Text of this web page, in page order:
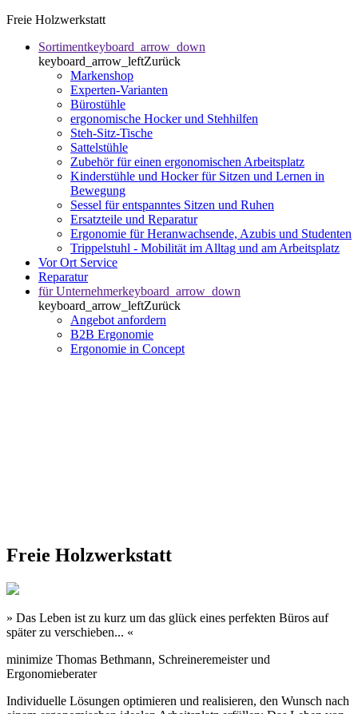
Freie Holzwerkstatt
Sortimentkeyboard_arrow_down
keyboard_arrow_leftZurück
Markenshop
Experten-Varianten
Bürostühle
ergonomische Hocker und Stehhilfen
Steh-Sitz-Tische
Sattelstühle
Zubehör für einen ergonomischen Arbeitsplatz
Kinderstühle und Hocker für Sitzen und Lernen in
Bewegung
Sessel für entspanntes Sitzen und Ruhen
Ersatzteile und Reparatur
Ergonomie für Heranwachsende, Azubis und Studenten
Trippelstuhl - Mobilität im Alltag und am Arbeitsplatz
Vor Ort Service
Reparatur
für Unternehmerkeyboard_arrow_down
keyboard_arrow_leftZurück
Angebot anfordern
B2B Ergonomie
Ergonomie in Concept
Freie Holzwerkstatt
» Das Leben ist zu kurz um das glück eines perfekten Büros auf
später zu verschieben... «
minimize Thomas Bethmann, Schreineremeister und
Ergonomieberater
Individuelle Lösungen optimieren und realisieren, den Wunsch nach